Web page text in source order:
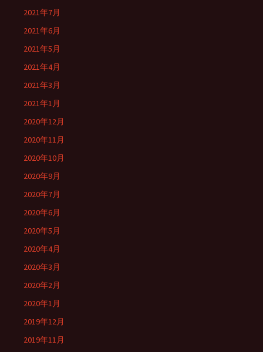
2021年7月
2021年6月
2021年5月
2021年4月
2021年3月
2021年1月
2020年12月
2020年11月
2020年10月
2020年9月
2020年7月
2020年6月
2020年5月
2020年4月
2020年3月
2020年2月
2020年1月
2019年12月
2019年11月